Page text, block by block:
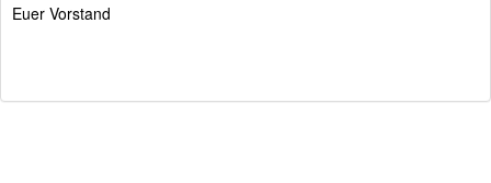
Euer Vorstand